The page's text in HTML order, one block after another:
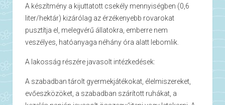
A készítmény a kijuttatott csekély mennyiségben (0,6
liter/hektár) kizárólag az érzékenyebb rovarokat
pusztítja el, melegvérű állatokra, emberre nem
veszélyes, hatóanyaga néhány óra alatt lebomlik.
A lakosság részére javasolt intézkedések:
A szabadban tárolt gyermekjátékokat, élelmiszereket,
evőeszközöket, a szabadban szárított ruhákat, a